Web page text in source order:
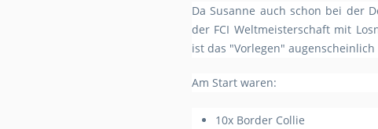
Da Susanne auch schon bei der
der FCI Weltmeisterschaft mit
ist das "Vorlegen" augenscheinlich
Am Start waren:
10x Border Collie